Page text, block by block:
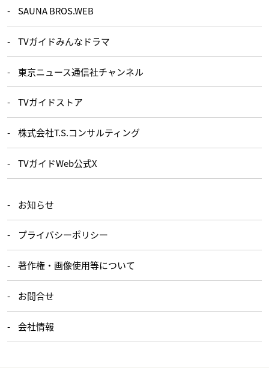
SAUNA BROS.WEB
TVガイドみんなドラマ
東京ニュース通信社チャンネル
TVガイドストア
株式会社T.S.コンサルティング
TVガイドWeb公式X
お知らせ
プライバシーポリシー
著作権・画像使用等について
お問合せ
会社情報